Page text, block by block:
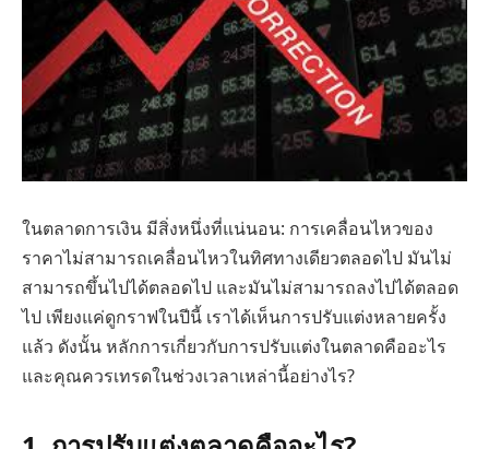
ในตลาดการเงิน มีสิ่งหนึ่งที่แน่นอน: การเคลื่อนไหวของ
ราคาไม่สามารถเคลื่อนไหวในทิศทางเดียวตลอดไป มันไม่
สามารถขึ้นไปได้ตลอดไป และมันไม่สามารถลงไปได้ตลอด
ไป เพียงแค่ดูกราฟในปีนี้ เราได้เห็นการปรับแต่งหลายครั้ง
แล้ว ดังนั้น หลักการเกี่ยวกับการปรับแต่งในตลาดคืออะไร
และคุณควรเทรดในช่วงเวลาเหล่านี้อย่างไร?